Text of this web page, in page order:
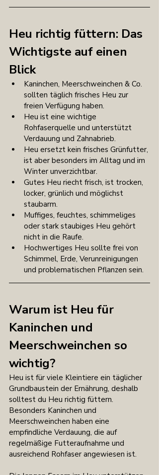
Heu richtig füttern: Das
Wichtigste auf einen
Blick
Kaninchen, Meerschweinchen & Co.
sollten täglich frisches Heu zur
freien Verfügung haben.
Heu ist eine wichtige
Rohfaserquelle und unterstützt
Verdauung und Zahnabrieb.
Heu ersetzt kein frisches Grünfutter,
ist aber besonders im Alltag und im
Winter unverzichtbar.
Gutes Heu riecht frisch, ist trocken,
locker, grünlich und möglichst
staubarm.
Muffiges, feuchtes, schimmeliges
oder stark staubiges Heu gehört
nicht in die Raufe.
Hochwertiges Heu sollte frei von
Schimmel, Erde, Verunreinigungen
und problematischen Pflanzen sein.
Warum ist Heu für
Kaninchen und
Meerschweinchen so
wichtig?
Heu ist für viele Kleintiere ein täglicher
Grundbaustein der Ernährung, deshalb
solltest du Heu richtig füttern.
Besonders Kaninchen und
Meerschweinchen haben eine
empfindliche Verdauung, die auf
regelmäßige Futteraufnahme und
ausreichend Rohfaser angewiesen ist.